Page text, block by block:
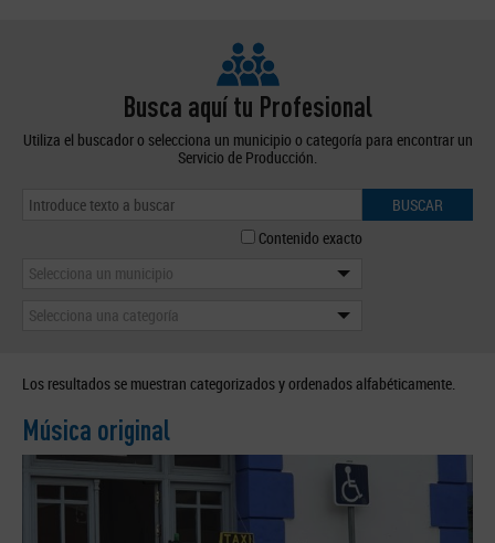
Busca aquí tu Profesional
Utiliza el buscador o selecciona un municipio o categoría para encontrar un
Servicio de Producción.
BUSCAR
Contenido exacto
Selecciona un municipio
Selecciona una categoría
Los resultados se muestran categorizados y ordenados alfabéticamente.
Música original